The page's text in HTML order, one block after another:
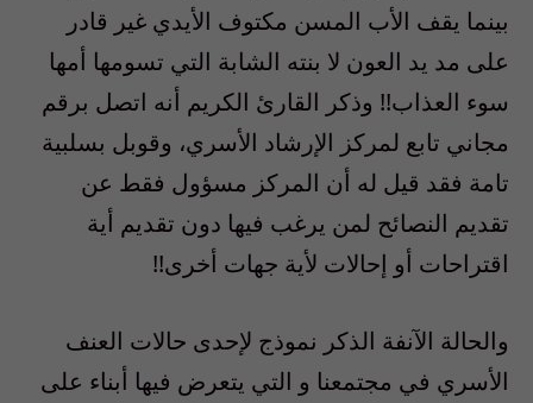
بينما يقف الأب المسن مكتوف الأيدي غير قادر
على مد يد العون لا بنته الشابة التي تسومها أمها
سوء العذاب!! وذكر القارئ الكريم أنه اتصل برقم
مجاني تابع لمركز الإرشاد الأسري، وقوبل بسلبية
تامة فقد قيل له أن المركز مسؤول فقط عن
تقديم النصائح لمن يرغب فيها دون تقديم أية
اقتراحات أو إحالات لأية جهات أخرى!!
والحالة الآنفة الذكر نموذج لإحدى حالات العنف
الأسري في مجتمعنا و التي يتعرض فيها أبناء على